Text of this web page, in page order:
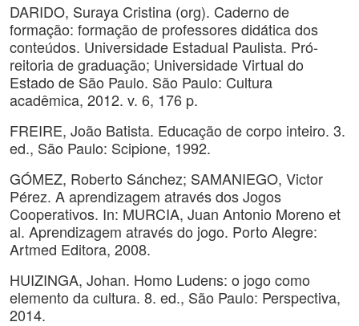
DARIDO, Suraya Cristina (org). Caderno de
formação: formação de professores didática dos
conteúdos. Universidade Estadual Paulista. Pró-
reitoria de graduação; Universidade Virtual do
Estado de São Paulo. São Paulo: Cultura
acadêmica, 2012. v. 6, 176 p.
FREIRE, João Batista. Educação de corpo inteiro. 3.
ed., São Paulo: Scipione, 1992.
GÓMEZ, Roberto Sánchez; SAMANIEGO, Victor
Pérez. A aprendizagem através dos Jogos
Cooperativos. In: MURCIA, Juan Antonio Moreno et
al. Aprendizagem através do jogo. Porto Alegre:
Artmed Editora, 2008.
HUIZINGA, Johan. Homo Ludens: o jogo como
elemento da cultura. 8. ed., São Paulo: Perspectiva,
2014.